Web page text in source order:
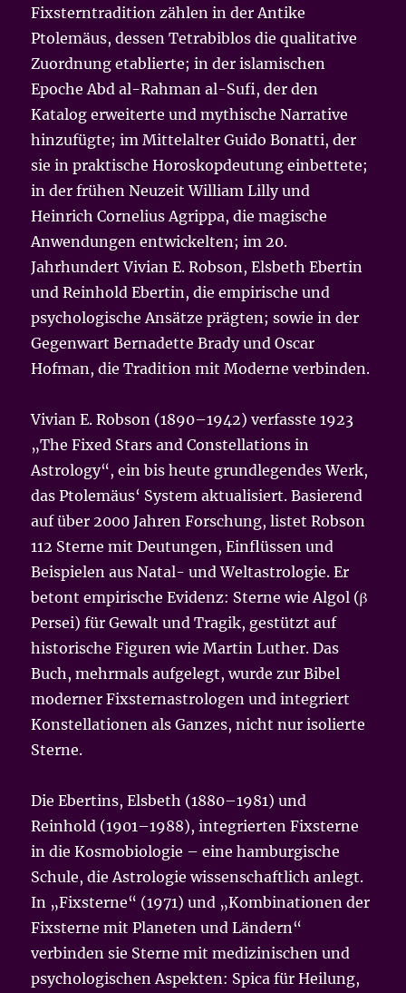
Fixsterntradition zählen in der Antike
Ptolemäus, dessen Tetrabiblos die qualitative
Zuordnung etablierte; in der islamischen
Epoche Abd al-Rahman al-Sufi, der den
Katalog erweiterte und mythische Narrative
hinzufügte; im Mittelalter Guido Bonatti, der
sie in praktische Horoskopdeutung einbettete;
in der frühen Neuzeit William Lilly und
Heinrich Cornelius Agrippa, die magische
Anwendungen entwickelten; im 20.
Jahrhundert Vivian E. Robson, Elsbeth Ebertin
und Reinhold Ebertin, die empirische und
psychologische Ansätze prägten; sowie in der
Gegenwart Bernadette Brady und Oscar
Hofman, die Tradition mit Moderne verbinden.
Vivian E. Robson (1890–1942) verfasste 1923
„The Fixed Stars and Constellations in
Astrology“, ein bis heute grundlegendes Werk,
das Ptolemäus‘ System aktualisiert. Basierend
auf über 2000 Jahren Forschung, listet Robson
112 Sterne mit Deutungen, Einflüssen und
Beispielen aus Natal- und Weltastrologie. Er
betont empirische Evidenz: Sterne wie Algol (β
Persei) für Gewalt und Tragik, gestützt auf
historische Figuren wie Martin Luther. Das
Buch, mehrmals aufgelegt, wurde zur Bibel
moderner Fixsternastrologen und integriert
Konstellationen als Ganzes, nicht nur isolierte
Sterne.
Die Ebertins, Elsbeth (1880–1981) und
Reinhold (1901–1988), integrierten Fixsterne
in die Kosmobiologie – eine hamburgische
Schule, die Astrologie wissenschaftlich anlegt.
In „Fixsterne“ (1971) und „Kombinationen der
Fixsterne mit Planeten und Ländern“
verbinden sie Sterne mit medizinischen und
psychologischen Aspekten: Spica für Heilung,